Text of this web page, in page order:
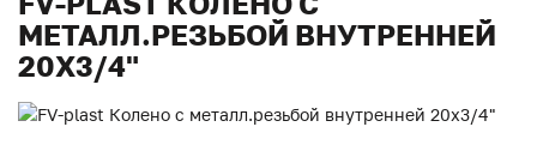
МЕТАЛЛ.РЕЗЬБОЙ ВНУТРЕННЕЙ
20X3/4"